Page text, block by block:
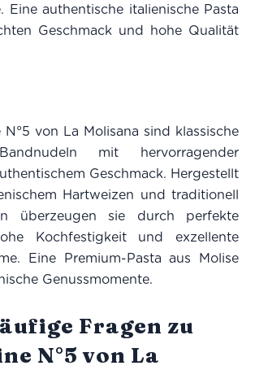
Eine authentische italienische Pasta
Geschmack und hohe Qualität
von La Molisana sind klassische
mit hervorragender
Geschmack. Hergestellt
Hartweizen und traditionell
überzeugen sie durch perfekte
Kochfestigkeit und exzellente
Eine Premium-Pasta aus Molise
Genussmomente.
Fragen zu
N°5 von La